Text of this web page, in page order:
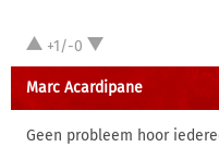
+1/-0
Marc Acardipane
Geen probleem hoor